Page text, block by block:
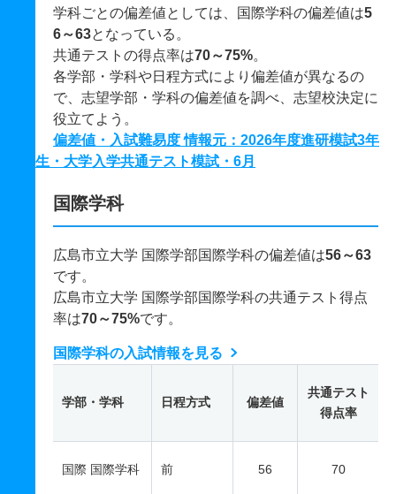
学科ごとの偏差値としては、国際学科の偏差値は5
6～63となっている。
共通テストの得点率は70～75%。
各学部・学科や日程方式により偏差値が異なるの
で、志望学部・学科の偏差値を調べ、志望校決定に
役立てよう。
偏差値・入試難易度 情報元：2026年度進研模試3年
生・大学入学共通テスト模試・6月
国際学科
広島市立大学 国際学部国際学科の偏差値は56～63
です。
広島市立大学 国際学部国際学科の共通テスト得点
率は70～75%です。
国際学科の入試情報を見る
学部・学科 日程方式 偏差値
共通テスト
得点率
国際 国際学科 前 56 70